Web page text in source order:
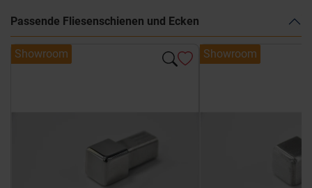
Passende Fliesenschienen und Ecken
Showroom Showroom